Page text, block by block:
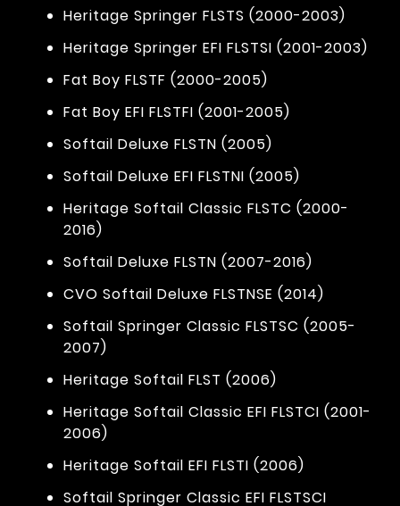
Heritage Springer FLSTS (2000-2003)
Heritage Springer EFI FLSTSI (2001-2003)
Fat Boy FLSTF (2000-2005)
Fat Boy EFI FLSTFI (2001-2005)
Softail Deluxe FLSTN (2005)
Softail Deluxe EFI FLSTNI (2005)
Heritage Softail Classic FLSTC (2000-
2016)
Softail Deluxe FLSTN (2007-2016)
CVO Softail Deluxe FLSTNSE (2014)
Softail Springer Classic FLSTSC (2005-
2007)
Heritage Softail FLST (2006)
Heritage Softail Classic EFI FLSTCI (2001-
2006)
Heritage Softail EFI FLSTI (2006)
Softail Springer Classic EFI FLSTSCI